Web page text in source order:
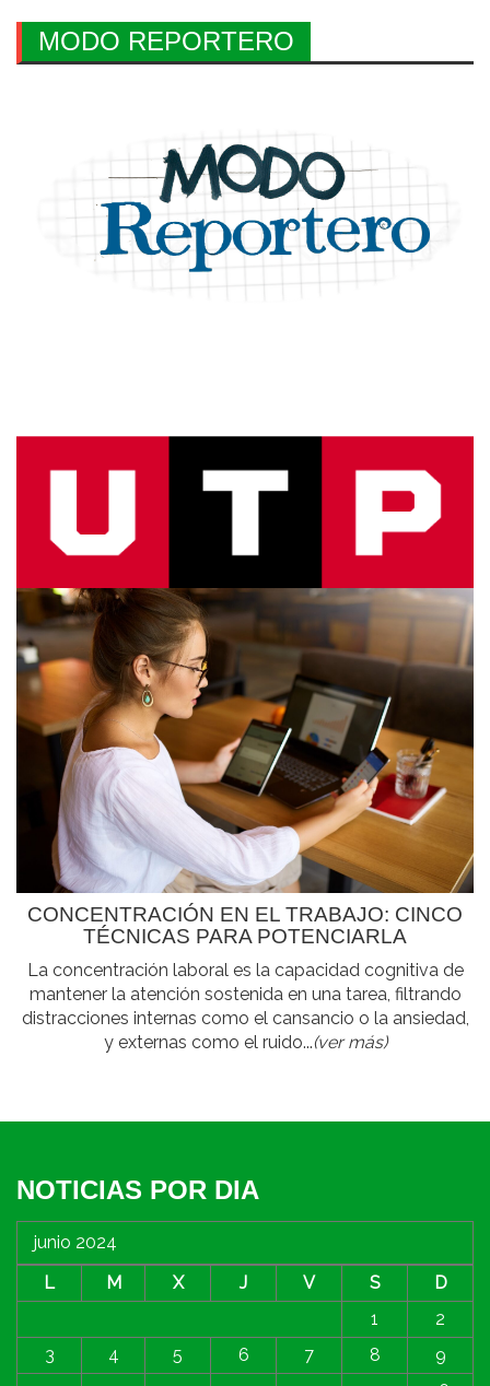
MODO REPORTERO
CONCENTRACIÓN EN EL TRABAJO: CINCO
TÉCNICAS PARA POTENCIARLA
La concentración laboral es la capacidad cognitiva de
mantener la atención sostenida en una tarea, filtrando
distracciones internas como el cansancio o la ansiedad,
y externas como el ruido...(ver más)
NOTICIAS POR DIA
junio 2024
L
M X J V S
D
1
2
3
4 5 6 7 8
9